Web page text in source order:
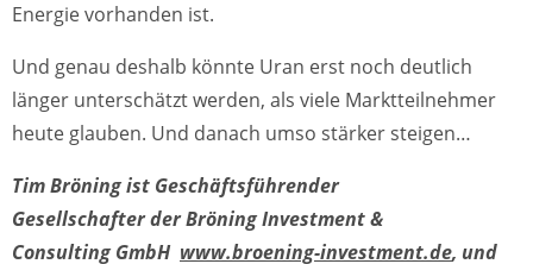
Energie vorhanden ist.
Und genau deshalb könnte Uran erst noch deutlich
länger unterschätzt werden, als viele Marktteilnehmer
heute glauben. Und danach umso stärker steigen…
Tim Bröning ist Geschäftsführender
Gesellschafter der Bröning Investment &
Consulting GmbH www.broening-investment.de, und